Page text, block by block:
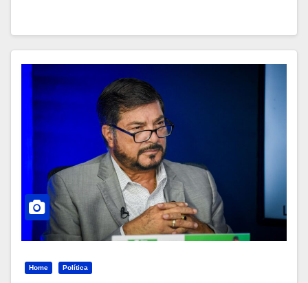
Home Política